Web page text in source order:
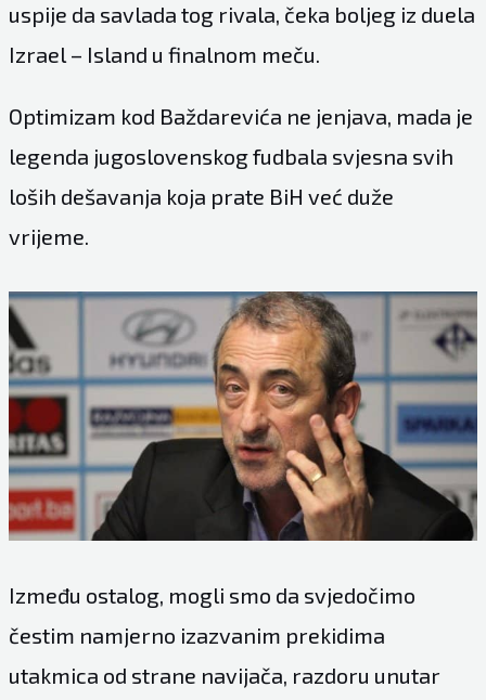
uspije da savlada tog rivala, čeka boljeg iz duela
Izrael – Island u finalnom meču.
Optimizam kod Baždarevića ne jenjava, mada je
legenda jugoslovenskog fudbala svjesna svih
loših dešavanja koja prate BiH već duže
vrijeme.
Između ostalog, mogli smo da svjedočimo
čestim namjerno izazvanim prekidima
utakmica od strane navijača, razdoru unutar